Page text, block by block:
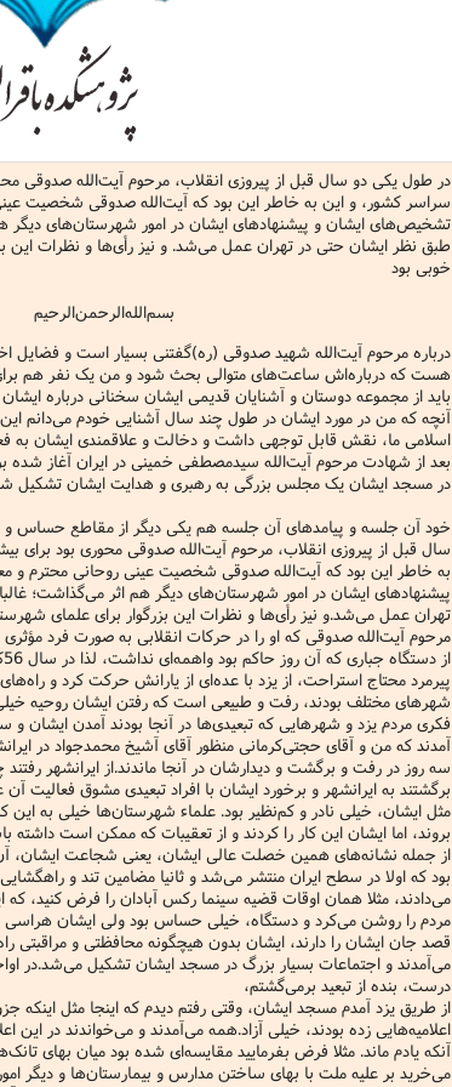
اخلاق
مجموعه پرسش ها و پاسخ های دانش آموزی
سیاسی
اجتماعی
جامعه
پایگاههای عقائد
پایگاههای فرهنگی
پایگاههای جامع موضوعات
پایگاه های پاسخ گویی به احکام شرعی
پایگاه های تاریخی
پایگاه های آموزشی
دنیاو آخرت
تعاون و بررسی مسأله اعانه
توبه و امید به مغفرت
اهتمام به عمر انسان در اسلام
خداشناسی
ویژگی ولایت اهل بیت (ع)
راه توشه عاشورائیان
ذکر مصیبت امام باقر علیه السلام
ذکر مصیبت امام صادق علیه السلام
ذکر مصیبت امام موسی علیه السلام
ذکر مصیبت امام رضا علیه السلام
ذکر مصیبت امام جواد علیه السلام
ذکر مصیبت امام هادی علیه السلام
ذکر مصیبت امام حسن عسکری علیه
کاربرد جامعه شناسی در تبلیغ
مقالات اخلاق و آداب در تبلیغ
مهارت های آموزش معارف اسلامی
روش تحقیق و منبع شناسی
سیاسی
تاریخ اسلام
اسلام
تاریخ انقلاب
جامعه شناسی
فقه
اعتقادی
رذایل
فضائل
مبانی علم اخلاق
نامه های اخلاقی
پند و اندرز
حکایات
مدیریت و فقه اسلامی
خلاصه کتب مدیریت
مدیریت اسلامی
آینده پژوهی
مدیریت آموزشی
مدیریت زمان
فرق و مذاهب
فرق شیعی
فرق غیر شیعی
غیر ابراهیمی
علوم قرآنی
علوم حدیث
فلسفه
محض
حقوق
منتخب نشریات
ارتباطات
فصل نامه تربیت تبلیغیپيش شماره اول
پيش شماره 2 فصل نامه تربیت تبلیغی
شماره اول فصل نامه
شماره دوم فصل
شماره سوم و چهارم
شماره پنج و شش فصل
فصلنامه مطالعات معنویپيش شماره اول
پيش شماره 2 فصلنامه مطالعات معنوی
شماره اول فصل
شماره دوم فصل
شماره سوم فصل
شماره چهارم و
شماره ششم فصل
شماره هشتم و نهم
شماره دهم فصل‌نامه
فصل نامه سبک زندگی
علوم تربیتی
آئین دوست یابی
خانواده
در طول یکی دو سال قبل از پیروزی انقلاب، مرحوم آیت‌الله صدوقی
سراسر کشور، و این به خاطر این بود که آیت‌الله صدوقی شخصیت‌
تشخیص‌های ایشان و پیشنهادهای ایشان در امور شهرستان‌های دیگر
طبق نظر ایشان حتی در تهران عمل می‌شد. و نیز رأی‌ها و نظرات این
خوبی بود
بسم‌الله‌الرحمن‌الرحیم
درباره‌ مرحوم آیت‌الله شهید صدوقی (ره)گفتنی بسیار است و فضایل
هست که درباره‌اش ساعت‌های متوالی بحث شود و من یک نفر هم
باید از مجموعه دوستان و آشنایان قدیمی ایشان سخنانی درباره ایشان
آنچه که من در مورد ایشان در طول چند سال آشنایی خودم می‌دانم
اسلامی ما، نقش قابل توجهی داشت و دخالت و علاقمندی ایشان به
بعد از شهادت مرحوم آیت‌الله سیدمصطفی خمینی در ایران آغاز شده
در مسجد ایشان یک مجلس بزرگی به رهبری و هدایت ایشان تشکیل
خود آن جلسه و پیامدهای آن جلسه هم یکی دیگر از مقاطع حساس و
سال قبل از پیروزی انقلاب، مرحوم آیت‌الله صدوقی محوری بود برای
به خاطر این بود که آیت‌الله صدوقی شخصیت‌ عینی روحانی محترم و
پیشنهادهای ایشان در امور شهرستان‌های دیگر هم اثر می‌گذاشت؛
تهران عمل می‌شد.و نیز رأی‌ها و نظرات این بزرگوار برای علمای
مرحوم آیت‌الله صدوقی که او را در حرکات انقلابی به صورت فرد
پیرمرد محتاج استراحت، از یزد با عده‌ای از یارانش حرکت کرد و
شهرهای مختلف بودند، رفت و طبیعی است که رفتن ایشان روحیه
فکری مردم یزد و شهرهایی که تبعیدی‌ها در آنجا بودند آمدن
آمدند که من و آقای حجتی‌کرمانی منظور آقای آشیخ محمدجواد در
سه روز در رفت و برگشت و دیدارشان در آنجا ماندند.از ایرانشهر رفتند
برگشتند به ایرانشهر و برخورد ایشان با افراد تبعیدی مشوق فعالیت
مثل ایشان، خیلی نادر و کم‌نظیر بود. علماء شهرستان‌ها خیلی به این
بروند، اما ایشان این کار را کردند و از تعقیبات که ممکن است داشته
از جمله نشانه‌های همین خصلت عالی ایشان، یعنی شجاعت ایشان، آن
بود که اولا در سطح ایران منتشر می‌شد و ثانیا مضامین تند و
می‌دادند، مثلا همان اوقات قضیه سینما رکس آبادان را فرض کنید، که
مردم را روشن می‌کرد و دستگاه، خیلی حساس بود ولی ایشان هراسی
قصد جان ایشان را دارند، ایشان بدون هیچگونه محافظتی و مراقبتی
درست، بنده از تبعید برمی‌گشتم،
از طریق یزد آمدم مسجد ایشان، وقتی رفتم دیدم که اینجا مثل
اعلامیه‌هایی زده بودند، خیلی آزاد.همه می‌آمدند و می‌خواندند در
آنکه یادم ماند. مثلا فرض بفرمایید مقایسه‌ای شده بود میان بهای
می‌خرید بر علیه ملت با بهای ساختن مدارس و بیمارستان‌ها و دیگر